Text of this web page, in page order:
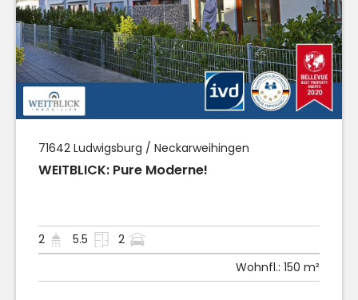
71642 Ludwigsburg / Neckarweihingen
WEITBLICK: Pure Moderne!
2 5.5
2
Wohnfl.: 150 m²